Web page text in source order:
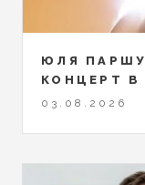
ЮЛЯ
КОНЦЕРТ В
03.08.2026